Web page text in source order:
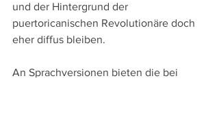
und der Hintergrund der
puertoricanischen Revolutionäre doch
eher diffus bleiben.
An Sprachversionen bieten die bei